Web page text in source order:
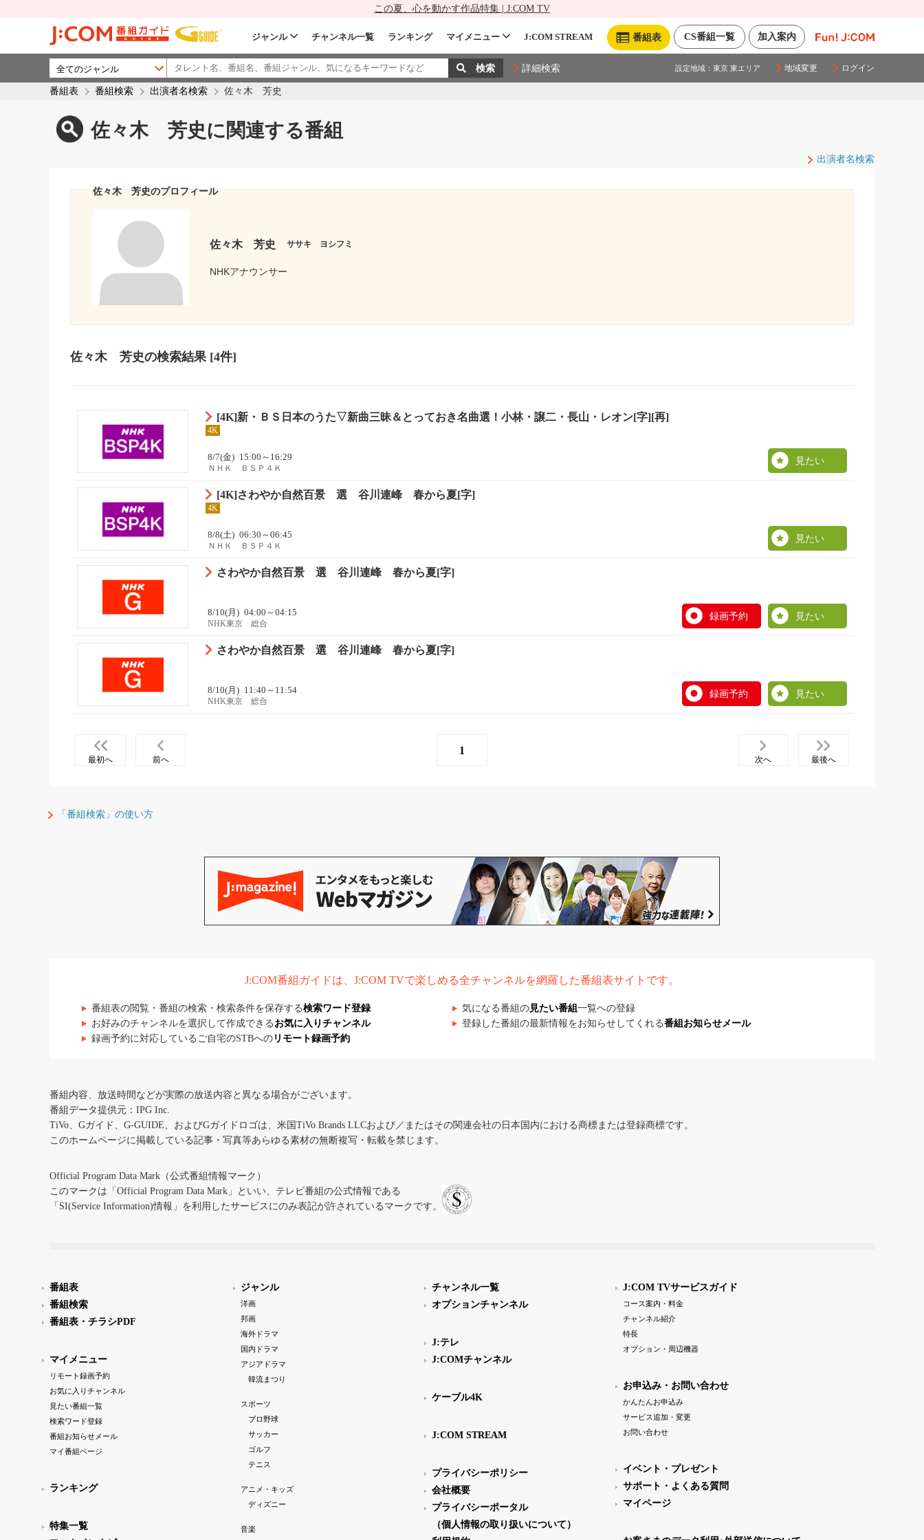
この夏、心を動かす作品特集 | J:COM TV
加入案内
CS番組一覧
番組表
ジャンル チャンネル一覧 ランキング マイメニュー J:COM STREAM
詳細検索 設定地域： 東京 東エリア 地域変更 ログイン
番組表 番組検索 出演者名検索 佐々木 芳史
佐々木 芳史に関連する番組
出演者名検索
佐々木 芳史のプロフィール
佐々木 芳史 ササキ ヨシフミ
NHKアナウンサー
佐々木 芳史の検索結果[4件]
[4K]新・ＢＳ日本のうた▽新曲三昧＆とっておき名曲選！小林・譲二・長山・レオン[字][再]
4K
8/7(金) 15:00～16:29
ＮＨＫ ＢＳＰ４Ｋ
見たい
[4K]さわやか自然百景 選 谷川連峰 春から夏[字]
4K
8/8(土) 06:30～06:45
ＮＨＫ ＢＳＰ４Ｋ
見たい
さわやか自然百景 選 谷川連峰 春から夏[字]
8/10(月) 04:00～04:15
NHK東京 総合
録画予約 見たい
さわやか自然百景 選 谷川連峰 春から夏[字]
8/10(月) 11:40～11:54
NHK東京 総合
録画予約 見たい
最初へ 前へ
1
次へ 最後へ
「番組検索」の使い方
J:COM番組ガイドは、J:COM TVで楽しめる全チャンネルを網羅した番組表サイトです。
番組表の閲覧・番組の検索・検索条件を保存する検索ワード登録 気になる番組の見たい番組 一覧への登録
お好みのチャンネルを選択して作成できる お気に入りチャンネル 登録した番組の最新情報をお知らせしてくれる番組お知らせメール
録画予約に対応しているご自宅のSTBへの リモート録画予約
番組内容、放送時間などが実際の放送内容と異なる場合がございます。
番組データ提供元：IPG Inc.
TiVo、Gガイド、G-GUIDE、およびGガイドロゴは、米国TiVo Brands LLCおよび／またはその関連会社の日本国内における商標または登録商標です。
このホームページに掲載している記事・写真等あらゆる素材の無断複写・転載を禁じます。
Official Program Data Mark（公式番組情報マーク）
このマークは「Official Program Data Mark」といい、テレビ番組の公式情報である
「SI(Service Information)情報」を利用したサービスにのみ表記が許されているマークです。
番組表
番組検索
番組表・チラシPDF
マイメニュー
リモート録画予約
お気に入りチャンネル
見たい番組一覧
検索ワード登録
番組お知らせメール
マイ番組ページ
ランキング
特集一覧
ジャンル
洋画
邦画
海外ドラマ
国内ドラマ
アジアドラマ
韓流まつり
スポーツ
プロ野球
サッカー
ゴルフ
テニス
アニメ・キッズ
ディズニー
音楽
チャンネル一覧
オプションチャンネル
J:テレ
J:COMチャンネル
ケーブル4K
J:COM STREAM
プライバシーポリシー
会社概要
プライバシーポータル
（個人情報の取り扱いについて）
J:COM TVサービスガイド
コース案内・料金
チャンネル紹介
特長
オプション・周辺機器
お申込み・お問い合わせ
かんたんお申込み
サービス追加・変更
お問い合わせ
イベント・プレゼント
サポート・よくある質問
マイページ